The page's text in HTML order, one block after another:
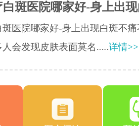
白斑医院哪家好-身上出
医院哪家好-身上出现白斑不
会发现皮肤表面莫名.....详情>>